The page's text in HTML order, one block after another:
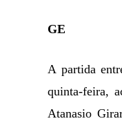
GE
A partida
quinta-feira,
Atanasio